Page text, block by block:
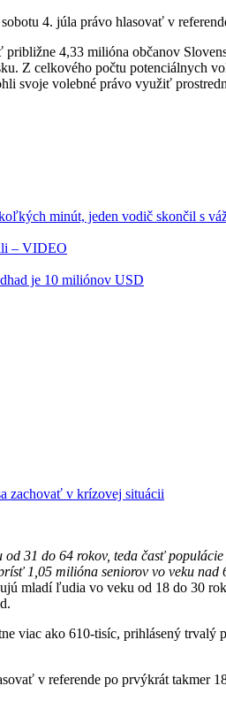
4. júla právo hlasovať v
približne 4,33 milióna občanov
Z celkového počtu potenciálnych
svoje volebné právo využiť
minút, jeden vodič skončil s
– VIDEO
je 10 miliónov USD
zachovať v krízovej situácii
od 31 do 64 rokov, teda časť
1,05 milióna seniorov vo veku
mladí ľudia vo veku od 18 do 30
viac ako 610-tisíc, prihlásený
v referende po prvýkrát takmer